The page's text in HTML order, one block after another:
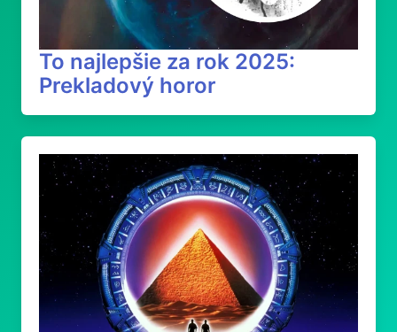
To najlepšie za rok 2025:
Prekladový horor